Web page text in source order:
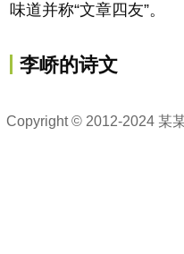
味道并称“文章四友”。
李峤的诗文
Copyright © 2012-2024 某